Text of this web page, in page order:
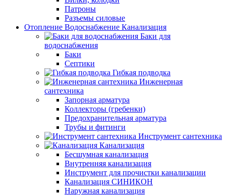
Патроны
Разъемы силовые
Отопление Водоснабжение Канализация
Баки для
водоснабжения
Баки
Септики
Гибкая подводка
Инженерная
сантехника
Запорная арматура
Коллекторы (гребенки)
Предохранительная арматура
Трубы и фитинги
Инструмент сантехника
Канализация
Бесшумная канализация
Внутренняя канализация
Инструмент для прочистки канализации
Канализация СИНИКОН
Наружная канализация